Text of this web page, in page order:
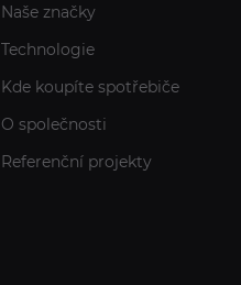
Naše značky
Technologie
Kde koupíte spotřebiče
O společnosti
Referenční projekty